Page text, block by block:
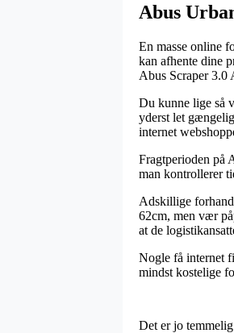
Abus
En masse online
kan afhente dine
Abus Scraper 3.0
Du kunne lige så
yderst let
internet
Fragtperioden på
man kontrollerer
Adskillige
62cm, men vær
at de
Nogle få internet
mindst kostelige
Det er jo